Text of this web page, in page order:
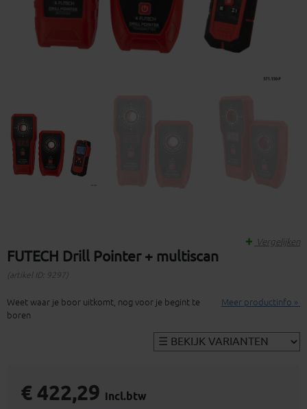
FUTECH Drill Pointer + multiscan
(artikel ID: 9297)
Vergelijken
Weet waar je boor uitkomt, nog voor je begint te
boren
Meer productinfo »
€ 422,29 incl.btw